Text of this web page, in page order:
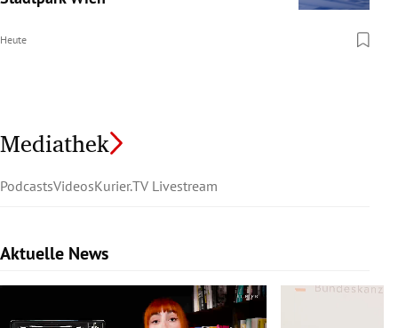
Heute
Mediathek
PodcastsVideosKurier.TV Livestream
Aktuelle News
Slide 1 von 6